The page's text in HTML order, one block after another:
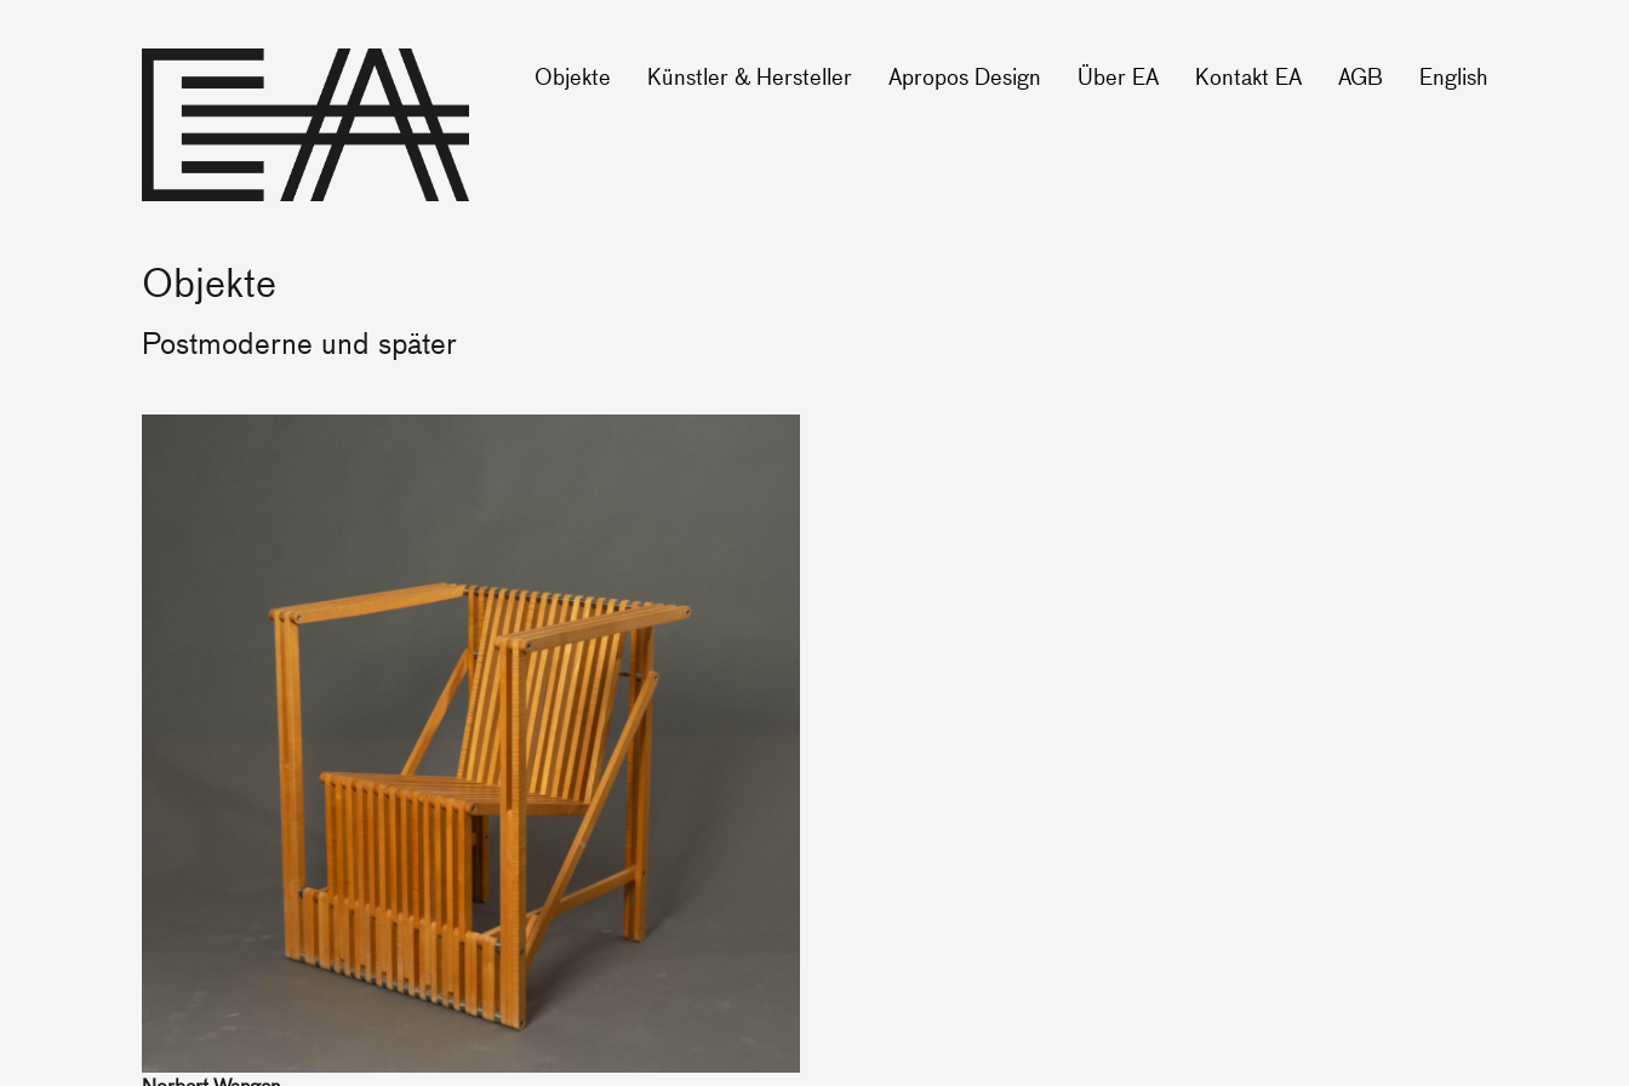
Objekte Künstler & Hersteller Apropos Design Über EA Kontakt EA AGB English
Objekte
Postmoderne und später